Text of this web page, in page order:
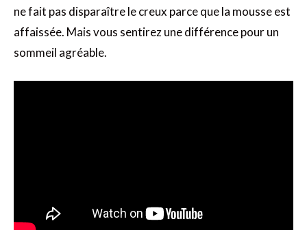
ne fait pas disparaître le creux parce que la mousse est
affaissée. Mais vous sentirez une différence pour un
sommeil agréable.